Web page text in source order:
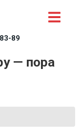
89
— пора